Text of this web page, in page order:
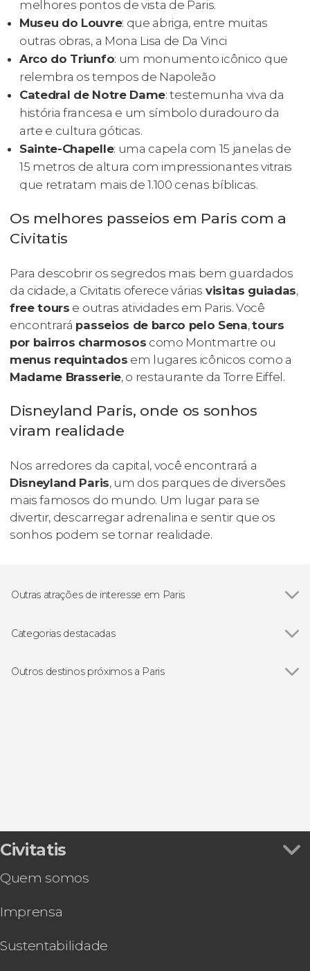
melhores pontos de vista de Paris.
Museu do Louvre: que abriga, entre muitas
outras obras, a Mona Lisa de Da Vinci
Arco do Triunfo: um monumento icônico que
relembra os tempos de Napoleão
Catedral de Notre Dame: testemunha viva da
história francesa e um símbolo duradouro da
arte e cultura góticas.
Sainte-Chapelle: uma capela com 15 janelas de
15 metros de altura com impressionantes vitrais
que retratam mais de 1.100 cenas bíblicas.
Os melhores passeios em Paris com a
Civitatis
Para descobrir os segredos mais bem guardados
da cidade, a Civitatis oferece várias visitas guiadas,
free tours e outras atividades em Paris. Você
encontrará passeios de barco pelo Sena,tours
por bairros charmosos como Montmartre ou
menus requintados em lugares icônicos como a
Madame Brasserie, o restaurante da Torre Eiffel.
Disneyland Paris, onde os sonhos
viram realidade
Nos arredores da capital, você encontrará a
Disneyland Paris, um dos parques de diversões
mais famosos do mundo. Um lugar para se
divertir, descarregar adrenalina e sentir que os
sonhos podem se tornar realidade.
Outras atrações de interesse em Paris
Museu do Louvre
Les Invalides
Categorias destacadas
Excursões de um dia saindo de Paris
Outros destinos próximos a Paris
Civitatis
Quem somos
Imprensa
Sustentabilidade